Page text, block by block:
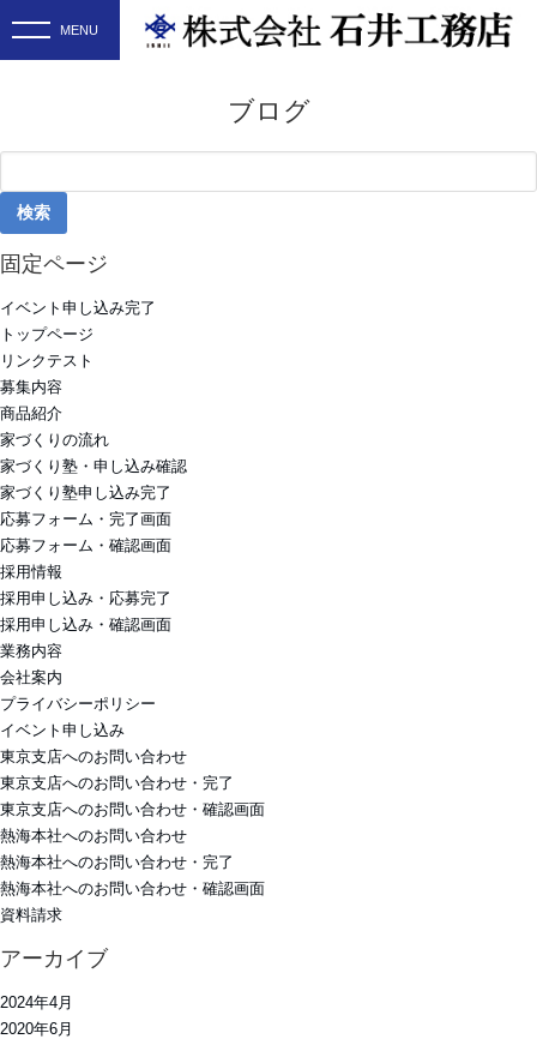
ブログ
索:
固定ページ
イベント申し込み完了
トップページ
リンクテスト
募集内容
商品紹介
家づくりの流れ
家づくり塾・申し込み確認
家づくり塾申し込み完了
応募フォーム・完了画面
応募フォーム・確認画面
採用情報
採用申し込み・応募完了
採用申し込み・確認画面
業務内容
会社案内
プライバシーポリシー
イベント申し込み
東京支店へのお問い合わせ
東京支店へのお問い合わせ・完了
東京支店へのお問い合わせ・確認画面
熱海本社へのお問い合わせ
熱海本社へのお問い合わせ・完了
熱海本社へのお問い合わせ・確認画面
資料請求
アーカイブ
2024年4月
2020年6月